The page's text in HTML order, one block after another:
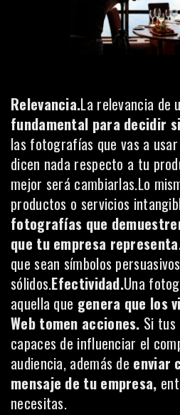
Relevancia.La relevancia de
fundamental para decidir
las fotografías que vas a
dicen nada respecto a tu
mejor será cambiarlas.Lo
productos o servicios
fotografías que
que tu empresa
que sean símbolos
sólidos.Efectividad.Una
aquella que genera que los
Web tomen acciones. Si
capaces de influenciar el
audiencia, además de enviar
mensaje de tu empresa,
necesitas.